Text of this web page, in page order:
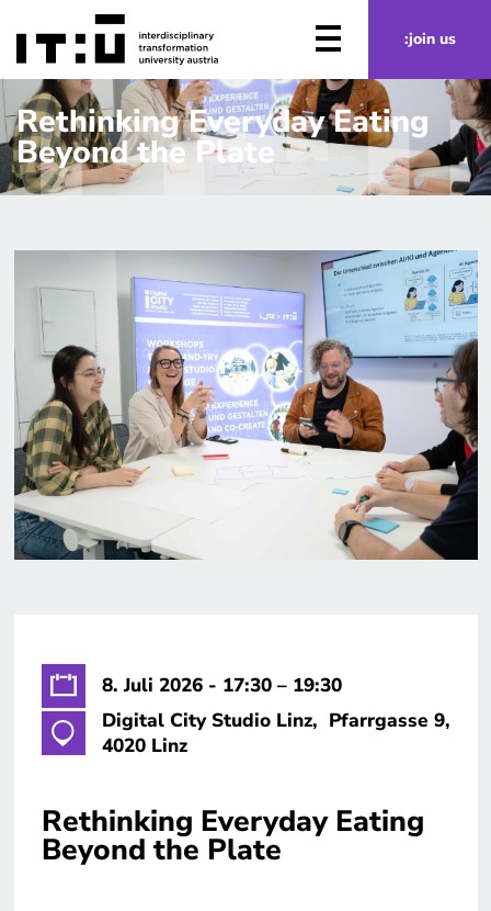
Zum Hauptinhalt springen
:join us
Rethinking Everyday Eating ​
Beyond the Plate​
8. Juli 2026 - 17:30 – 19:30
Digital City Studio Linz, ​ Pfarrgasse 9,
4020 Linz
Rethinking Everyday Eating ​
Beyond the Plate​